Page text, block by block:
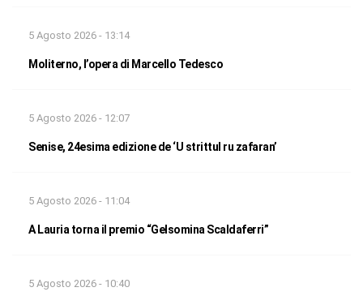
5 Agosto 2026 - 13:14
Moliterno, l’opera di Marcello Tedesco
5 Agosto 2026 - 12:07
Senise, 24esima edizione de ‘U strittul ru zafaran’
5 Agosto 2026 - 11:04
A Lauria torna il premio “Gelsomina Scaldaferri”
5 Agosto 2026 - 10:40